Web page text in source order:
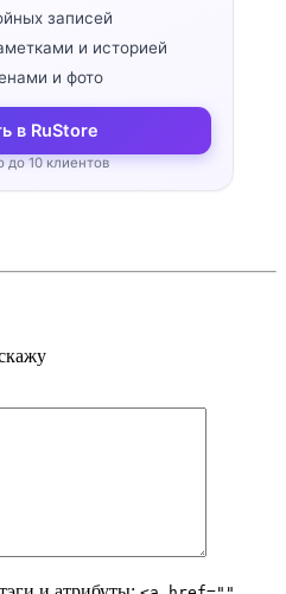
записей
и историей
и фото
в RuStore
до 10 клиентов